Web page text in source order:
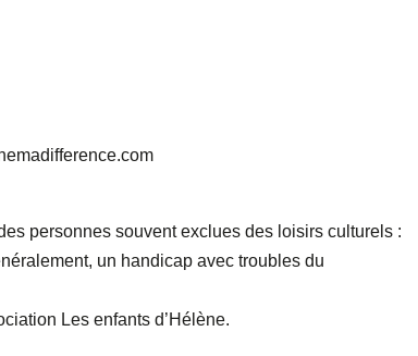
personnes souvent exclues des loisirs culturels :
un handicap avec troubles du
Les enfants d’Hélène.